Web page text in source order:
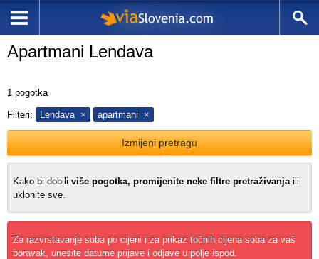
Apartmani Lendava
1 pogotka
Filteri: Lendava apartmani
Izmijeni pretragu
Kako bi dobili više pogotka, promijenite neke filtre pretraživanjaili
uklonite sve.
Za razvrstavanje soba po cijeni i za prikaz točnih cijena soba za vaš
boravak, unesite datume prijave i odjave u polje ispod.